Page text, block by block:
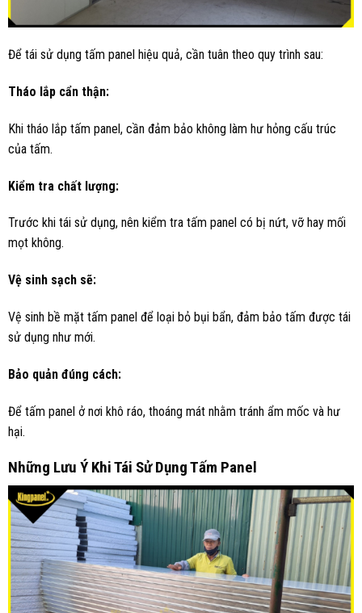
Để tái sử dụng tấm panel hiệu quả, cần tuân theo quy trình sau:
Tháo lắp cẩn thận:
Khi tháo lắp tấm panel, cần đảm bảo không làm hư hỏng cấu trúc
của tấm.
Kiểm tra chất lượng:
Trước khi tái sử dụng, nên kiểm tra tấm panel có bị nứt, vỡ hay mối
mọt không.
Vệ sinh sạch sẽ:
Vệ sinh bề mặt tấm panel để loại bỏ bụi bẩn, đảm bảo tấm được tái
sử dụng như mới.
Bảo quản đúng cách:
Để tấm panel ở nơi khô ráo, thoáng mát nhằm tránh ẩm mốc và hư
hại.
Những Lưu Ý Khi Tái Sử Dụng Tấm Panel